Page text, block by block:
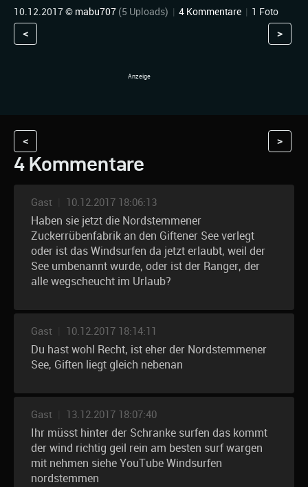
10.12.2017 © mabu707 (5 Uploads) | 4 Kommentare | 1 Foto
< >
< >
4 Kommentare
Gast 10.12.2017 18:06:13
Haben sie jetzt die Nordstemmener
Zuckerrübenfabrik an den Giftener See verlegt
oder ist das Windsurfen da jetzt erlaubt, weil der
See umbenannt wurde, oder ist der Ranger, der
alle wegscheucht im Urlaub?
Gast 10.12.2017 18:14:11
Du hast wohl Recht, ist eher der Nordstemmener
See, Giften liegt gleich nebenan
Gast 13.12.2017 18:07:40
Ihr müsst hinter der Schranke surfen das kommt
der wind richtig geil rein am besten surf wargen
mit nehmen siehe YouTube Windsurfen
nordstemmen